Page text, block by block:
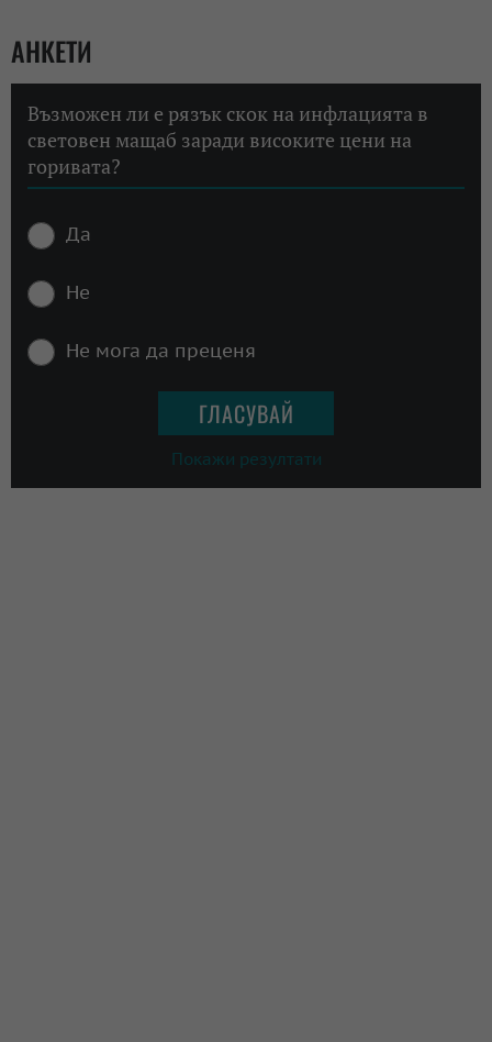
АНКЕТИ
Възможен ли е рязък скок на инфлацията в
световен мащаб заради високите цени на
горивата?
Да
Не
Не мога да преценя
Покажи резултати